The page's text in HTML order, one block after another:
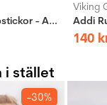
Addi Strumpstickor - Aluminium
Viking
140
i stället
-30%